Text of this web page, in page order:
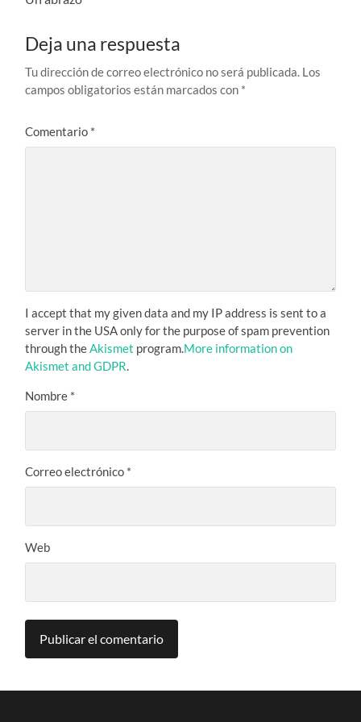
Deja una respuesta
Tu dirección de correo electrónico no será publicada. Los
campos obligatorios están marcados con *
Comentario *
I accept that my given data and my IP address is sent to a
server in the USA only for the purpose of spam prevention
through the Akismet program. More information on
Akismet and GDPR
Nombre *
Correo electrónico *
Web